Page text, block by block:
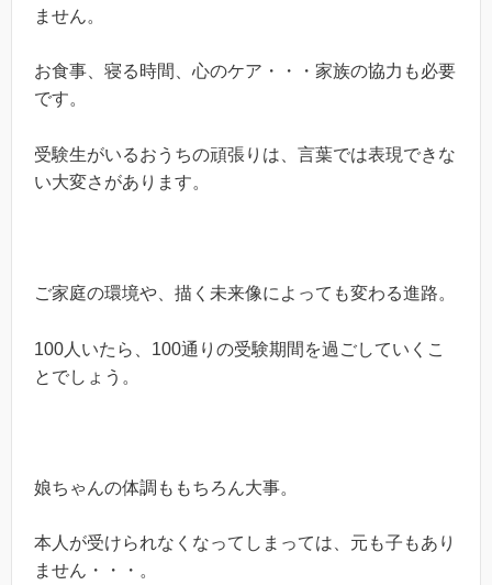
ません。
お食事、寝る時間、心のケア・・・家族の協力も必要
です。
受験生がいるおうちの頑張りは、言葉では表現できな
い大変さがあります。
ご家庭の環境や、描く未来像によっても変わる進路。
100人いたら、100通りの受験期間を過ごしていくこ
とでしょう。
娘ちゃんの体調ももちろん大事。
本人が受けられなくなってしまっては、元も子もあり
ません・・・。